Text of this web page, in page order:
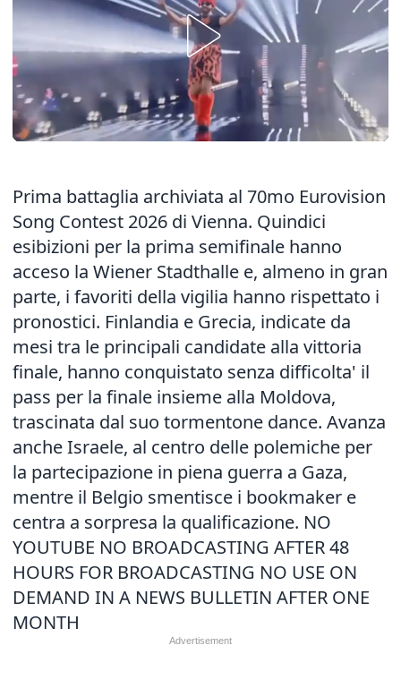
Prima battaglia archiviata al 70mo Eurovision
Song Contest 2026 di Vienna. Quindici
esibizioni per la prima semifinale hanno
acceso la Wiener Stadthalle e, almeno in gran
parte, i favoriti della vigilia hanno rispettato i
pronostici. Finlandia e Grecia, indicate da
mesi tra le principali candidate alla vittoria
finale, hanno conquistato senza difficolta' il
pass per la finale insieme alla Moldova,
trascinata dal suo tormentone dance. Avanza
anche Israele, al centro delle polemiche per
la partecipazione in piena guerra a Gaza,
mentre il Belgio smentisce i bookmaker e
centra a sorpresa la qualificazione. NO
YOUTUBE NO BROADCASTING AFTER 48
HOURS FOR BROADCASTING NO USE ON
DEMAND IN A NEWS BULLETIN AFTER ONE
MONTH